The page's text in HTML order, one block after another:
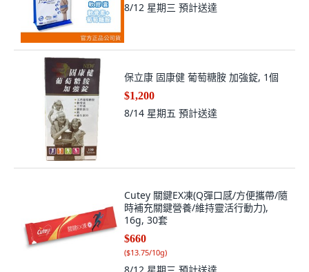
8/12 星期三 預計送達
保立康 固康健 葡萄糖胺 加強錠, 1個
$1,200
8/14 星期五 預計送達
Cutey 關鍵EX凍(Q彈口感/方便攜帶/隨
時補充關鍵營養/維持靈活行動力),
16g, 30套
$660
($13.75/10g)